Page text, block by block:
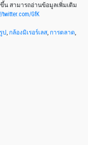
น สามารถอ่านข้อมูลเพิ่มเติม
twitter.com/GfK
ป กล้องมิเรอร์เลส การตลาด